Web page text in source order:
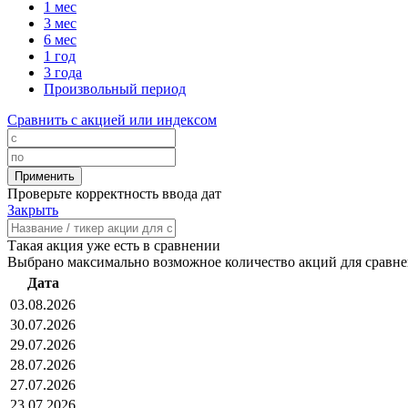
1 мес
3 мес
6 мес
1 год
3 года
Произвольный период
Сравнить с акцией или индексом
Проверьте корректность ввода дат
Закрыть
Такая акция уже есть в сравнении
Выбрано максимально возможное количество акций для
Дата
03.08.2026
30.07.2026
29.07.2026
28.07.2026
27.07.2026